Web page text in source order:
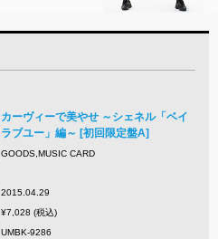
ーヴィーで美やせ ～シェネル「ベイ
ブユー」編～ [初回限定盤A]
GOODS,MUSIC CARD
2015.04.29
¥7,028 (税込)
UMBK-9286